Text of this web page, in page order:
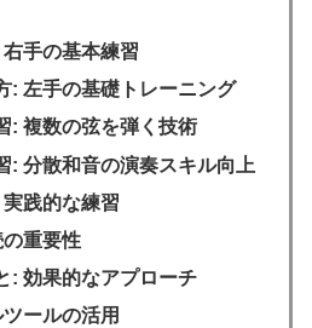
手の基本練習
: 左手の基礎トレーニング
: 複数の弦を弾く技術
: 分散和音の演奏スキル向上
践的な練習
重要性
: 効果的なアプローチ
ールの活用